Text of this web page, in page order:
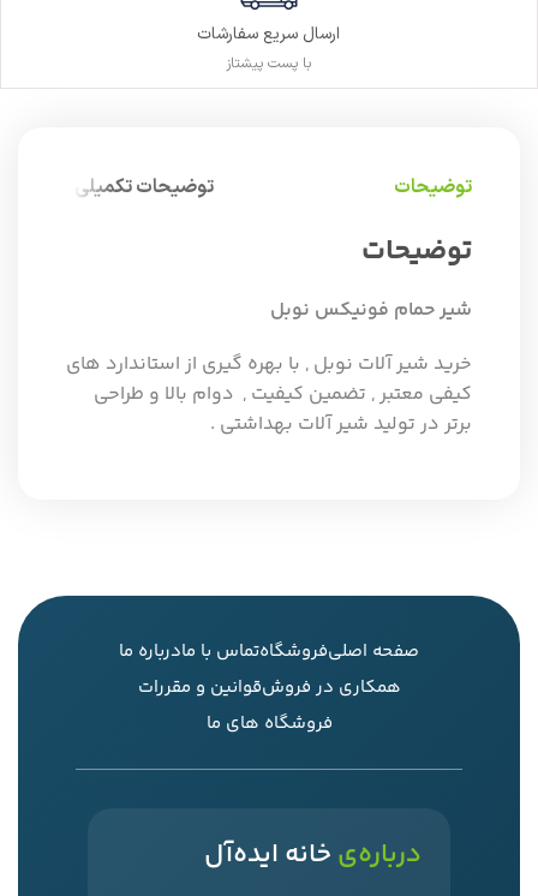
ارسال سریع سفارشات
با پست پیشتاز
توضیحات توضیحات تکمیلی
توضیحات
شیر حمام فونیکس نوبل
خرید شیر آلات نوبل , با بهره گیری از استاندارد های
کیفی معتبر , تضمین کیفیت , دوام بالا و طراحی
برتر در تولید شیر آلات بهداشتی .
صفحه اصلیفروشگاهتماس با مادرباره ما
همکاری در فروشقوانین و مقررات
فروشگاه های ما
درباره‌ی خانه ایده‌آل